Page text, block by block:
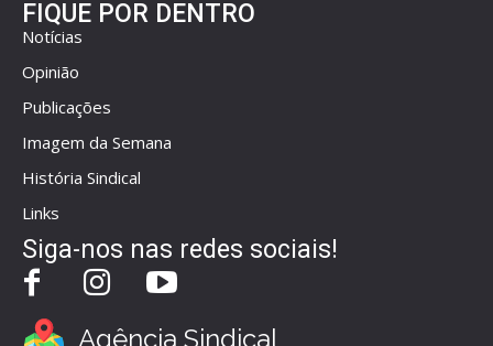
FIQUE POR DENTRO
Notícias
Opinião
Publicações
Imagem da Semana
História Sindical
Links
Siga-nos nas redes sociais!
Agência Sindical